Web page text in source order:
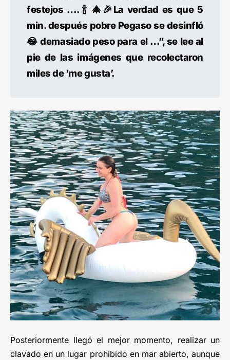
festejos …. 🍾 🎄🎉La verdad es que 5
min. después pobre Pegaso se desinfló
😂 demasiado peso para el …”, se lee al
pie de las imágenes que recolectaron
miles de ‘me gusta’.
Posteriormente llegó el mejor momento, realizar un
clavado en un lugar prohibido en mar abierto, aunque